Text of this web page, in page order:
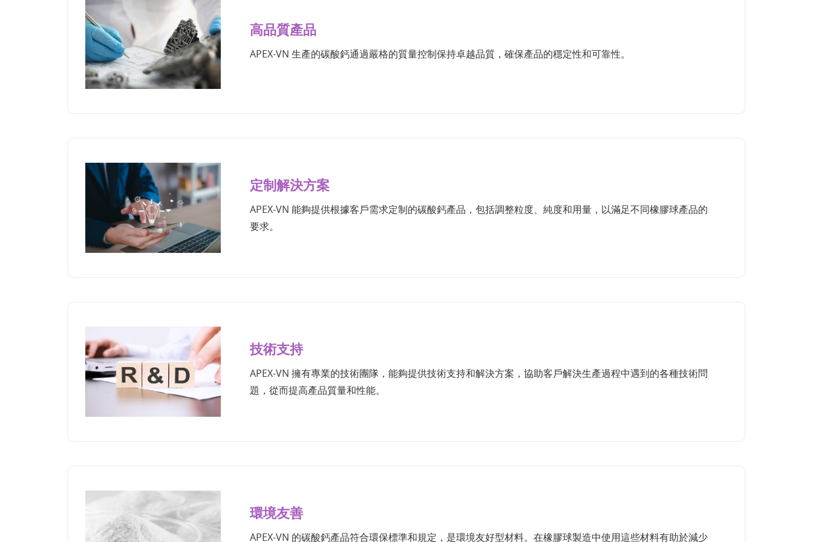
高品質產品
APEX-VN 生產的碳酸鈣通過嚴格的質量控制保持卓越品質，確保產品的穩定性和可靠性。
定制解決方案
APEX-VN 能夠提供根據客戶需求定制的碳酸鈣產品，包括調整粒度、純度和用量，以滿足不同橡膠球產品的
要求。
技術支持
APEX-VN 擁有專業的技術團隊，能夠提供技術支持和解決方案，協助客戶解決生產過程中遇到的各種技術問
題，從而提高產品質量和性能。
環境友善
APEX-VN 的碳酸鈣產品符合環保標準和規定，是環境友好型材料。在橡膠球製造中使用這些材料有助於減少